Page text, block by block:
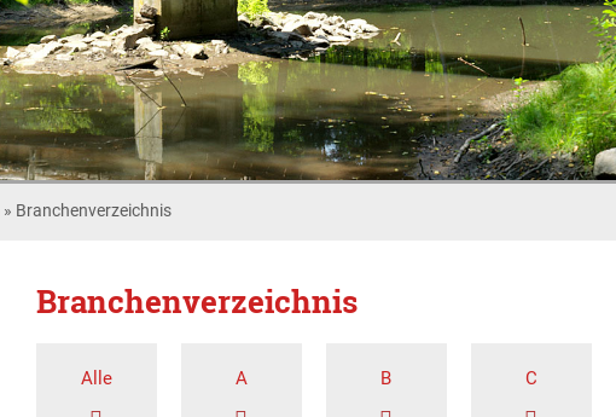
» Branchenverzeichnis
Branchenverzeichnis
Alle A B C